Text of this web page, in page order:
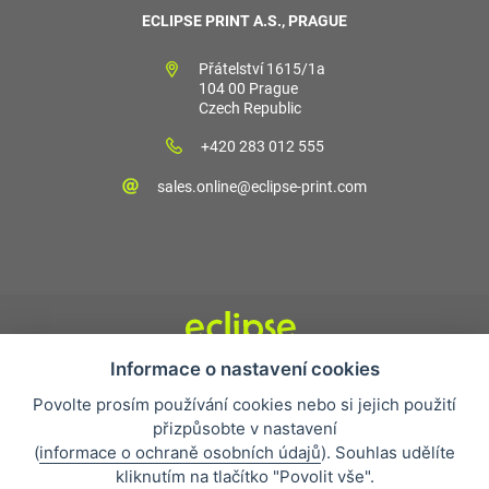
ECLIPSE PRINT A.S., PRAGUE
Přátelství 1615/1a
104 00 Prague
Czech Republic
+420 283 012 555
sales.online@eclipse-print.com
Obchodní podmínky
Nejčastější otázky
Ochrana osobních údajů
O společnosti
Whistleblowing
Informace o nastavení cookies
Povolte prosím používání cookies nebo si jejich použití
přizpůsobte v nastavení
(informace o ochraně osobních údajů). Souhlas udělíte
kliknutím na tlačítko "Povolit vše".